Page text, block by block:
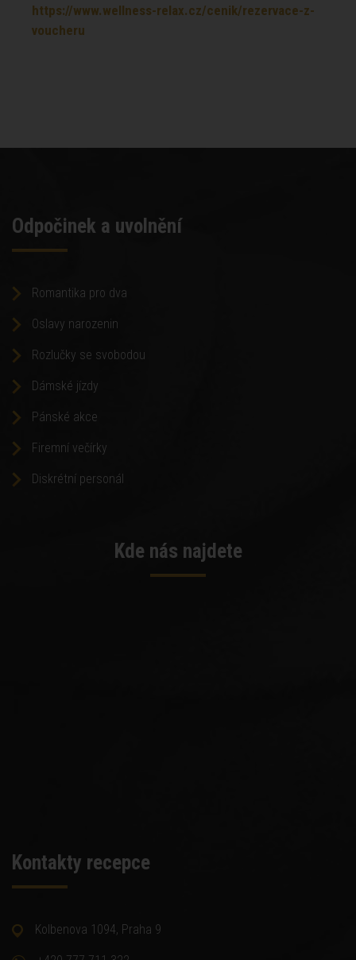
https://www.wellness-relax.cz/cenik/rezervace-z-
voucheru
Odpočinek a uvolnění
Romantika pro dva
Oslavy narozenin
Rozlučky se svobodou
Dámské jízdy
Pánské akce
Firemní večírky
Diskrétní personál
Kde nás najdete
Kontakty recepce
Kolbenova 1094, Praha 9